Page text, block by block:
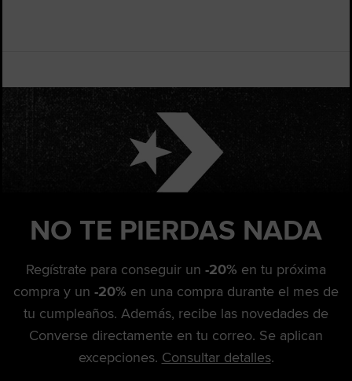
NO TE PIERDAS NADA
Regístrate para conseguir un -20% en tu próxima
compra y un -20% en una compra durante el mes de
tu cumpleaños. Además, recibe las novedades de
Converse directamente en tu correo. Se aplican
excepciones. Consultar detalles.